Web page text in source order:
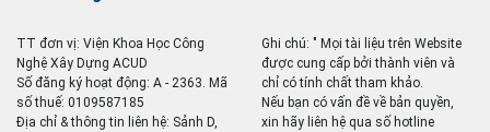
TT đơn vị: Viện Khoa Học Công
Nghệ Xây Dựng ACUD
Số đăng ký hoạt động: A - 2363. Mã
số thuế: 0109587185
Địa chỉ & thông tin liên hệ: Sảnh D,
Ghi chú: " Mọi tài liệu trên Website
được cung cấp bởi thành viên và
chỉ có tính chất tham khảo.
Nếu bạn có vấn đề về bản quyền,
xin hãy liên hệ qua số hotline